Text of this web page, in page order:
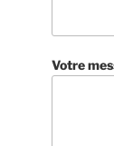
Votre